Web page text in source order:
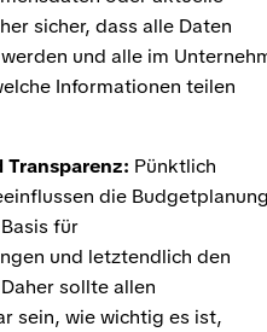
sicher, dass alle Daten
und alle im
Informationen teilen
Pünktlich
die
für
und letztendlich den
sollte allen
sein, wie wichtig es ist,